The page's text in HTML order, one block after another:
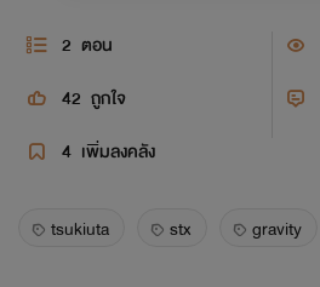
2 ตอน
42 ถูกใจ
4 เพิ่มลงคลัง
tsukiuta stx gravity